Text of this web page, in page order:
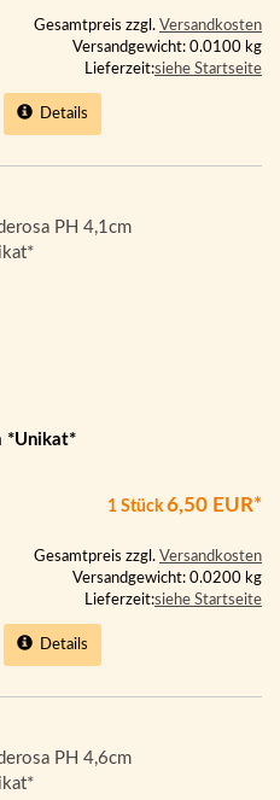
Gesamtpreis zzgl. Versandkosten
Versandgewicht: 0.0100 kg
Lieferzeit:siehe Startseite
Details
*Unikat*
1 Stück6,50 EUR*
Gesamtpreis zzgl. Versandkosten
Versandgewicht: 0.0200 kg
Lieferzeit:siehe Startseite
Details